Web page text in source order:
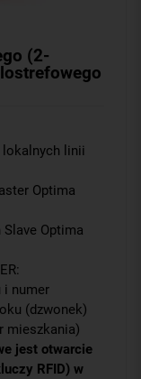
(2-
linii
Optima
Optima
i numer
(dzwonek)
mieszkania)
jest otwarcie
RFID) w